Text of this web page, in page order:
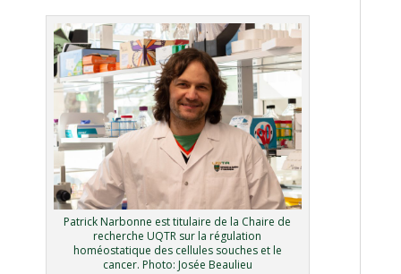
Patrick Narbonne est titulaire de la Chaire de
recherche UQTR sur la régulation
homéostatique des cellules souches et le
cancer. Photo: Josée Beaulieu